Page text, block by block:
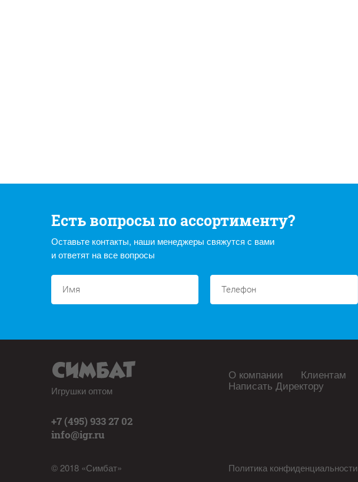
Есть вопросы по ассортименту?
Оставьте контакты, наши менеджеры свяжутся с вами
и ответят на все вопросы
Игрушки оптом
+7 (495) 933 27 02
info@igr.ru
© 2018 «Симбат»
О компании Клиентам
Написать Директору
Политика конфиденциальности